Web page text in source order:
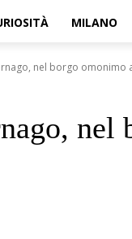
MILANO
nel borgo omonimo
nel